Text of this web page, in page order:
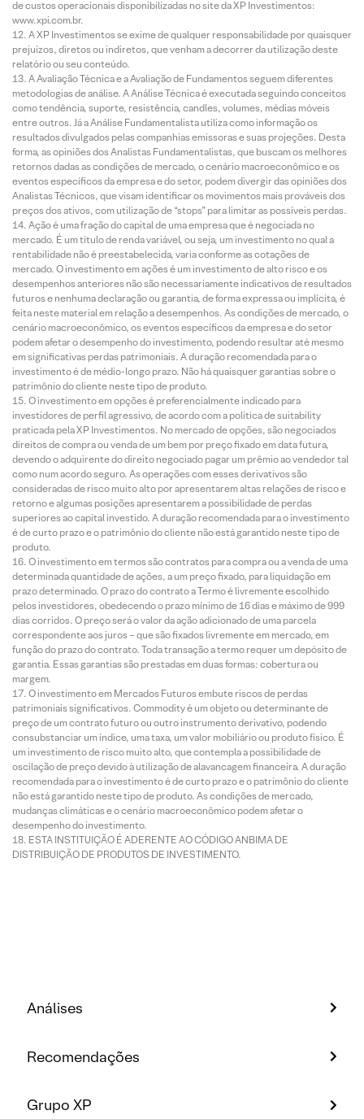
de custos operacionais disponibilizadas no site da XP Investimentos:
www.xpi.com.br.
A XP Investimentos se exime de qualquer responsabilidade por quaisquer
prejuízos, diretos ou indiretos, que venham a decorrer da utilização deste
relatório ou seu conteúdo.
A Avaliação Técnica e a Avaliação de Fundamentos seguem diferentes
metodologias de análise. A Análise Técnica é executada seguindo conceitos
como tendência, suporte, resistência, candles, volumes, médias móveis
entre outros. Já a Análise Fundamentalista utiliza como informação os
resultados divulgados pelas companhias emissoras e suas projeções. Desta
forma, as opiniões dos Analistas Fundamentalistas, que buscam os melhores
retornos dadas as condições de mercado, o cenário macroeconômico e os
eventos específicos da empresa e do setor, podem divergir das opiniões dos
Analistas Técnicos, que visam identificar os movimentos mais prováveis dos
preços dos ativos, com utilização de “stops” para limitar as possíveis perdas.
Ação é uma fração do capital de uma empresa que é negociada no
mercado. É um título de renda variável, ou seja, um investimento no qual a
rentabilidade não é preestabelecida, varia conforme as cotações de
mercado. O investimento em ações é um investimento de alto risco e os
desempenhos anteriores não são necessariamente indicativos de resultados
futuros e nenhuma declaração ou garantia, de forma expressa ou implícita, é
feita neste material em relação a desempenhos. As condições de mercado, o
cenário macroeconômico, os eventos específicos da empresa e do setor
podem afetar o desempenho do investimento, podendo resultar até mesmo
em significativas perdas patrimoniais. A duração recomendada para o
investimento é de médio-longo prazo. Não há quaisquer garantias sobre o
patrimônio do cliente neste tipo de produto.
O investimento em opções é preferencialmente indicado para
investidores de perfil agressivo, de acordo com a política de suitability
praticada pela XP Investimentos. No mercado de opções, são negociados
direitos de compra ou venda de um bem por preço fixado em data futura,
devendo o adquirente do direito negociado pagar um prêmio ao vendedor tal
como num acordo seguro. As operações com esses derivativos são
consideradas de risco muito alto por apresentarem altas relações de risco e
retorno e algumas posições apresentarem a possibilidade de perdas
superiores ao capital investido. A duração recomendada para o investimento
é de curto prazo e o patrimônio do cliente não está garantido neste tipo de
produto.
O investimento em termos são contratos para compra ou a venda de uma
determinada quantidade de ações, a um preço fixado, para liquidação em
prazo determinado. O prazo do contrato a Termo é livremente escolhido
pelos investidores, obedecendo o prazo mínimo de 16 dias e máximo de 999
dias corridos. O preço será o valor da ação adicionado de uma parcela
correspondente aos juros – que são fixados livremente em mercado, em
função do prazo do contrato. Toda transação a termo requer um depósito de
garantia. Essas garantias são prestadas em duas formas: cobertura ou
margem.
O investimento em Mercados Futuros embute riscos de perdas
patrimoniais significativos. Commodity é um objeto ou determinante de
preço de um contrato futuro ou outro instrumento derivativo, podendo
consubstanciar um índice, uma taxa, um valor mobiliário ou produto físico. É
um investimento de risco muito alto, que contempla a possibilidade de
oscilação de preço devido à utilização de alavancagem financeira. A duração
recomendada para o investimento é de curto prazo e o patrimônio do cliente
não está garantido neste tipo de produto. As condições de mercado,
mudanças climáticas e o cenário macroeconômico podem afetar o
desempenho do investimento.
ESTA INSTITUIÇÃO É ADERENTE AO CÓDIGO ANBIMA DE
DISTRIBUIÇÃO DE PRODUTOS DE INVESTIMENTO.
Análises
Recomendações
Grupo XP